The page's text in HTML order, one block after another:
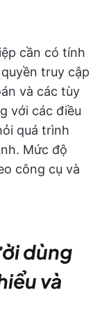
cần có tính
truy cập
và các tùy
với các điều
quá trình
Mức độ
công cụ và
dùng
và